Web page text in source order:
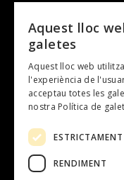
La Fundació
Aquest lloc
galetes
Aquest lloc web
l'experiència de
acceptau totes les
nostra Política de
ESTRICTAMENT
RENDIMENT